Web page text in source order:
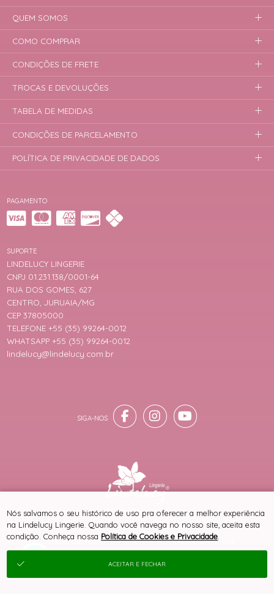
PAGAMENTO
SITE 100% SEGURO PLATAFORMA B2B
SUPORTE
LINDELUCY LINGERIE
CNPJ 01.231.138/0001-64
RUA DOS GOMES, 627
CENTRO, JURUAIA/MG
CEP 37805000
TELEFONE +55 (35) 99264-0012
WHATSAPP +55 (35) 99264-0012
lindelucy@lindelucy.com.br
QUEM SOMOS
COMO COMPRAR
CONDIÇÕES DE FRETE
TROCAS E DEVOLUÇÕES
TABELA DE MEDIDAS
CONDIÇÕES DE PARCELAMENTO
POLÍTICA DE PRIVACIDADE DE DADOS
® TODOS DIREITOS RESERVADOS
Nós salvamos o seu histórico de uso pra oferecer a melhor experiência
na Lindelucy Lingerie. Quando você navega no nosso site, aceita esta
condição. Conheça nossa Política de Cookies e Privacidade
ACEITAR E FECHAR